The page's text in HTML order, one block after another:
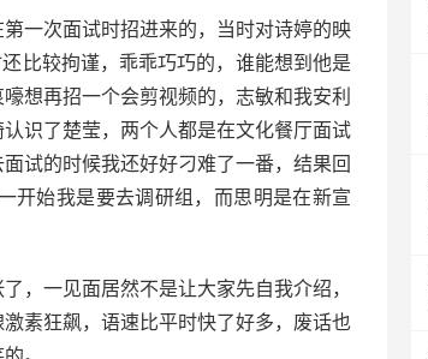
一次面试时招进来的，当时对诗婷的映
比较拘谨，乖乖巧巧的，谁能想到他是
想再招一个会剪视频的，志敏和我安利
识了楚莹，两个人都是在文化餐厅面试
试的时候我还好好刁难了一番，结果回
开始我是要去调研组，而思明是在新宣
一见面居然不是让大家先自我介绍，
素狂飙，语速比平时快了好多，废话也